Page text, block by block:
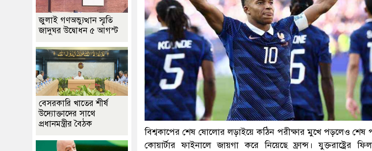
বিশ্বকাপের শেষ ষোলোর লড়াইয়ে কঠিন পরীক্ষার মুখে পড়লেও শেষ
কোয়ার্টার ফাইনালে জায়গা করে নিয়েছে ফ্রান্স। যুক্তরাষ্ট্রের
জুলাই গণঅভ্যুত্থান স্মৃতি
জাদুঘর উদ্বোধন ৫ আগস্ট
বেসরকারি খাতের শীর্ষ
উদ্যোক্তাদের সাথে
প্রধানমন্ত্রীর বৈঠক